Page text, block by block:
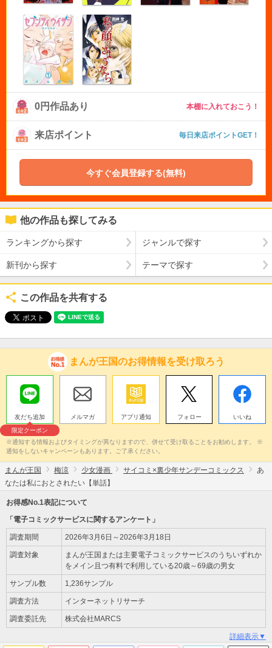
0円作品あり 本棚に入れておこう！
来店ポイント 毎日来店ポイントGET！
今すぐ会員登録する(無料)
他の作品も探してみる
ランキングから探す ジャンルで探す
新刊から探す テーマで探す
この作品を共有する
まんが王国のお得情報を受け取ろう
友だち追加
限定クーポン
メルマガ アプリ通知 フォロー いいね
※通知する情報およびタイミングが異なりますので、併せて受け取ることをお勧めします。 ※
通知をしないキャンペーンもあります。ご了承ください。
まんが王国 梅涼 少女漫画 サイコミ×裏少年サンデーコミックス
あ
なたは私におとされたい【単話】
お得感No.1表記について
「電子コミックサービスに関するアンケート」
調査期間 2026年3月6日～2026年3月18日
調査対象
まんが王国または主要電子コミックサービスのうちいずれか
をメイン且つ有料で利用している20歳～69歳の男女
サンプル数 1,236サンプル
調査方法 インターネットリサーチ
調査委託先 株式会社MARCS
詳細表示▼